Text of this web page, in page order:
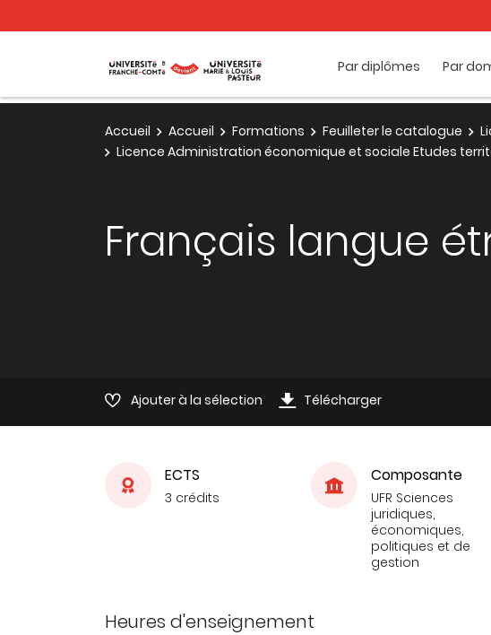
Par diplômes Par
Accueil Accueil Formations Feuilleter le catalogue
Licence Administration économique et sociale Etudes
Français langue
Ajouter à la sélection Télécharger
ECTS
3 crédits
Composante
UFR Sciences
juridiques,
économiques,
politiques et de
gestion
Heures d'enseignement